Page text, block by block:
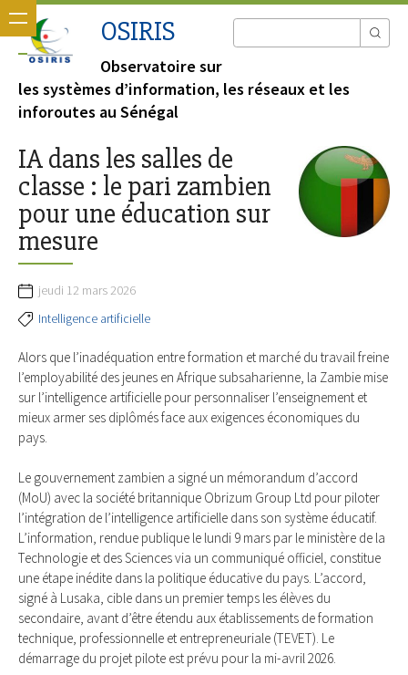
OSIRIS
Observatoire sur
les systèmes d’information, les réseaux et les
inforoutes au Sénégal
IA dans les salles de
classe : le pari zambien
pour une éducation sur
mesure
jeudi 12 mars 2026
Intelligence artificielle
Alors que l’inadéquation entre formation et marché du travail freine
l’employabilité des jeunes en Afrique subsaharienne, la Zambie mise
sur l’intelligence artificielle pour personnaliser l’enseignement et
mieux armer ses diplômés face aux exigences économiques du
pays.
Le gouvernement zambien a signé un mémorandum d’accord
(MoU) avec la société britannique Obrizum Group Ltd pour piloter
l’intégration de l’intelligence artificielle dans son système éducatif.
L’information, rendue publique le lundi 9 mars par le ministère de la
Technologie et des Sciences via un communiqué officiel, constitue
une étape inédite dans la politique éducative du pays. L’accord,
signé à Lusaka, cible dans un premier temps les élèves du
secondaire, avant d’être étendu aux établissements de formation
technique, professionnelle et entrepreneuriale (TEVET). Le
démarrage du projet pilote est prévu pour la mi-avril 2026.